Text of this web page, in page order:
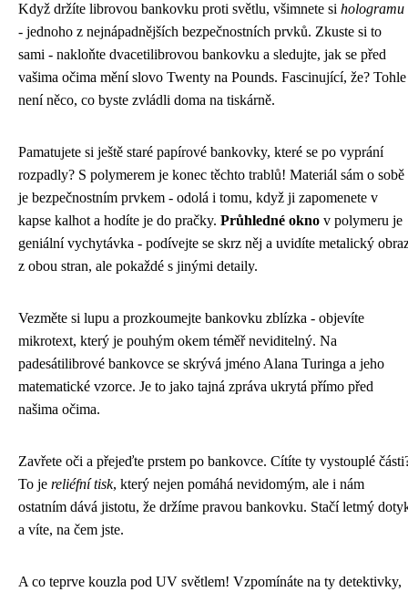
Když držíte librovou bankovku proti světlu, všimnete si hologramu
- jednoho z nejnápadnějších bezpečnostních prvků. Zkuste si to
sami - nakloňte dvacetilibrovou bankovku a sledujte, jak se před
vašima očima mění slovo Twenty na Pounds. Fascinující, že? Tohle
není něco, co byste zvládli doma na tiskárně.
Pamatujete si ještě staré papírové bankovky, které se po vyprání
rozpadly? S polymerem je konec těchto trablů! Materiál sám o sobě
je bezpečnostním prvkem - odolá i tomu, když ji zapomenete v
kapse kalhot a hodíte je do pračky. Průhledné okno v polymeru je
geniální vychytávka - podívejte se skrz něj a uvidíte metalický
z obou stran, ale pokaždé s jinými detaily.
Vezměte si lupu a prozkoumejte bankovku zblízka - objevíte
mikrotext, který je pouhým okem téměř neviditelný. Na
padesátilibrové bankovce se skrývá jméno Alana Turinga a jeho
matematické vzorce. Je to jako tajná zpráva ukrytá přímo před
našima očima.
Zavřete oči a přejeďte prstem po bankovce. Cítíte ty vystouplé
To je reliéfní tisk, který nejen pomáhá nevidomým, ale i nám
ostatním dává jistotu, že držíme pravou bankovku. Stačí letmý
a víte, na čem jste.
A co teprve kouzla pod UV světlem! Vzpomínáte na ty detektivky,